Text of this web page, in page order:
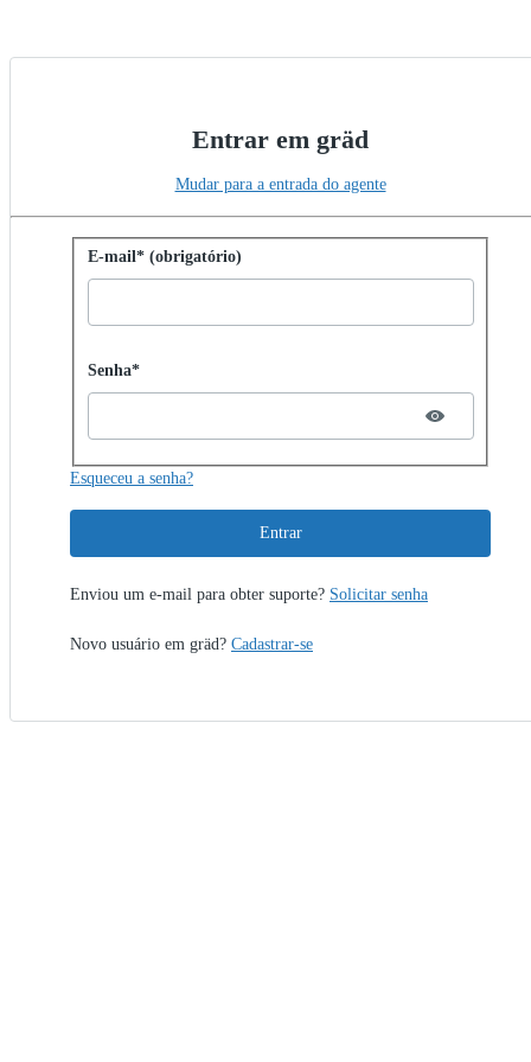
Entrar em gräd
Mudar para a entrada do agente
Entrar com senha
E-mail* (obrigatório)
Password hidden
Senha*
Esqueceu a senha?
Entrar
Enviou um e-mail para obter suporte? Solicitar senha
Novo usuário em gräd? Cadastrar-se